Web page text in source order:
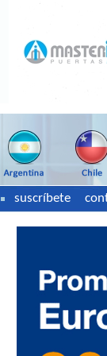
suscríbete